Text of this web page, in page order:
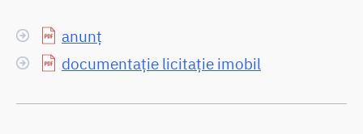
anunț
documentație licitație imobil